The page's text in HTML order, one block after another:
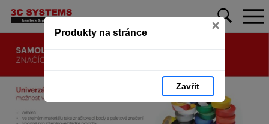
Produkty na stránce ×
Zavřít